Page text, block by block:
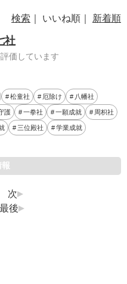
検索 ｜ いいね順｜ 新着順
社
価しています
松童社 厄除け 八幡社
護 一拳社 一願成就 周枳社
三位殿社 学業成就
次
最後